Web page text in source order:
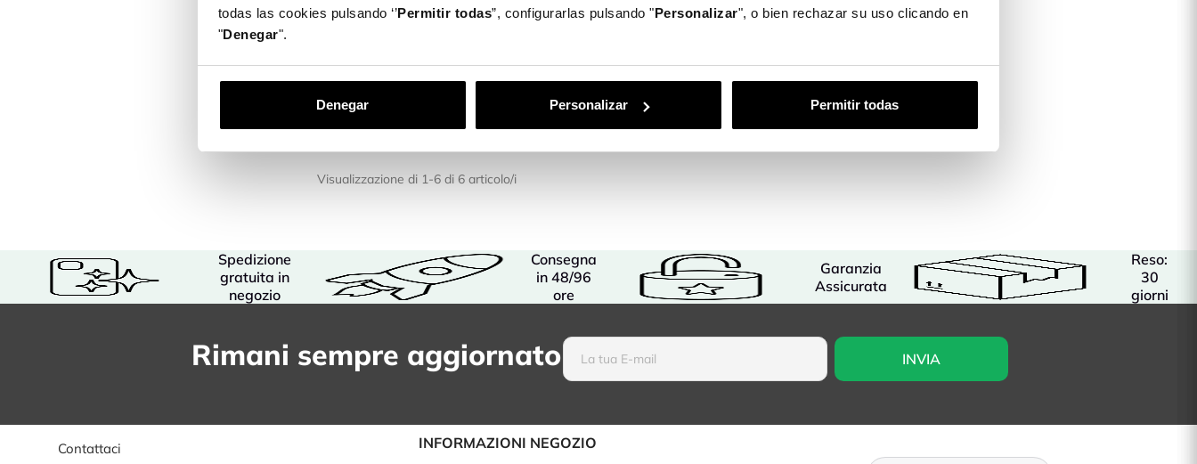
todas las cookies pulsando ‘’Permitir todas”, configurarlas pulsando "Personalizar", o bien rechazar su uso clicando en
"Denegar".
Denegar Personalizar Permitir todas
Cover Ufficiale Team
Da 14,99 €
Cover Ufficiale Team
Da 19,99 €
Visualizzazione di 1-6 di 6 articolo/i
Spedizione
gratuita in
negozio
Consegna
in 48/96
ore
Garanzia
Assicurata
Reso:
30
giorni
Rimani sempre aggiornato
Contattaci
INFORMAZIONI NEGOZIO